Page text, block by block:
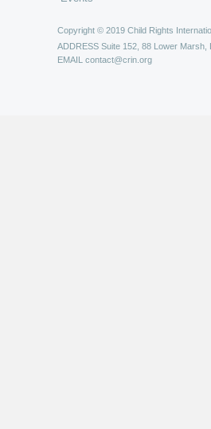
Copyright © 2019 Child Rights
ADDRESS Suite 152, 88 Lower Marsh,
EMAIL contact@crin.org